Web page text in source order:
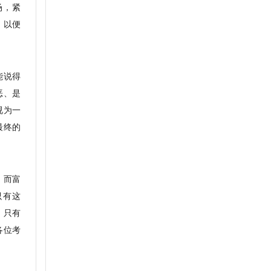
紧
以便
说得
、是
为一
终的
富
有这
只有
位考